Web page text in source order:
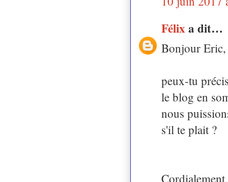
Félix a dit…
Bonjour Eric,
peux-tu
le blog en
nous
s'il te plait ?
Cordialement,